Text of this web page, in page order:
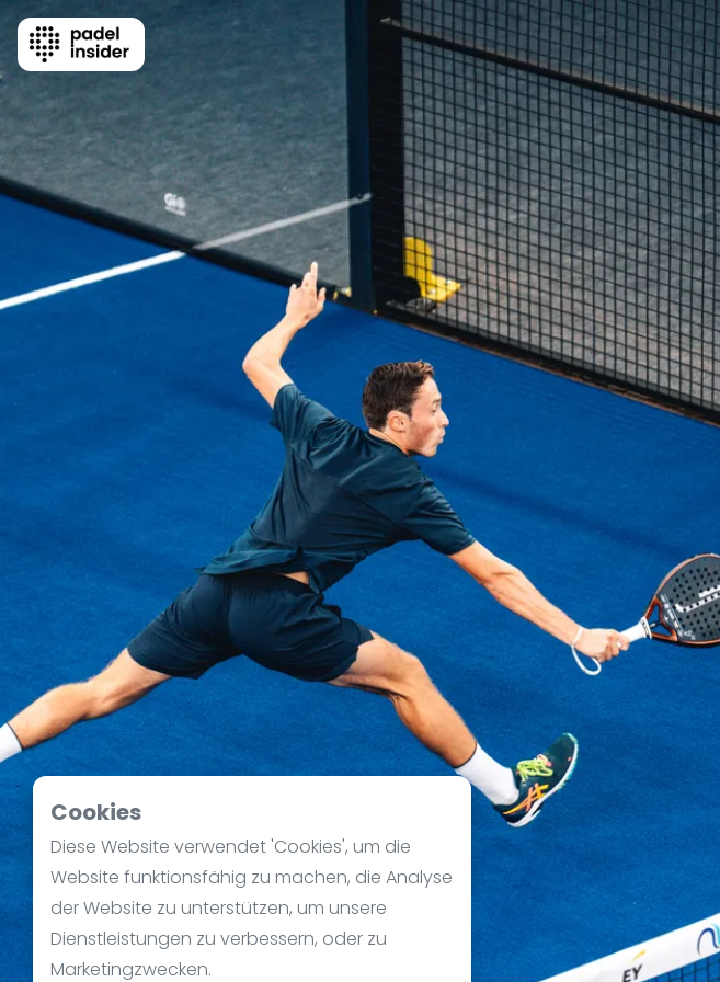
Cookies
Diese Website verwendet 'Cookies', um die
Website funktionsfähig zu machen, die Analyse
der Website zu unterstützen, um unsere
Dienstleistungen zu verbessern, oder zu
Marketingzwecken.